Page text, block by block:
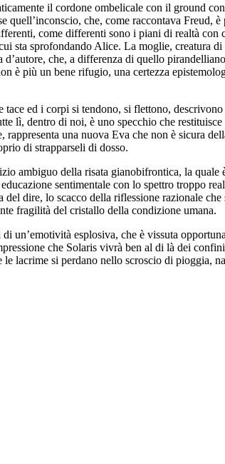
il cordone ombelicale con il ground
che, come raccontava Freud,
come differenti sono i piani di realtà
sta sprofondando Alice. La moglie, creatura
che, a differenza di quello
è più un bene rifugio, una certezza
ed i corpi si tendono, si flettono,
lì, dentro di noi, è uno specchio che
una nuova Eva che non è sicura
di strapparseli di dosso.
ambiguo della risata gianobifrontica, la quale
sentimentale con lo spettro troppo
dire, lo scacco della riflessione razionale
fragilità del cristallo della condizione umana.
esplosiva, che è vissuta
che Solaris vivrà ben al di là dei
lacrime si perdano nello scroscio di pioggia,